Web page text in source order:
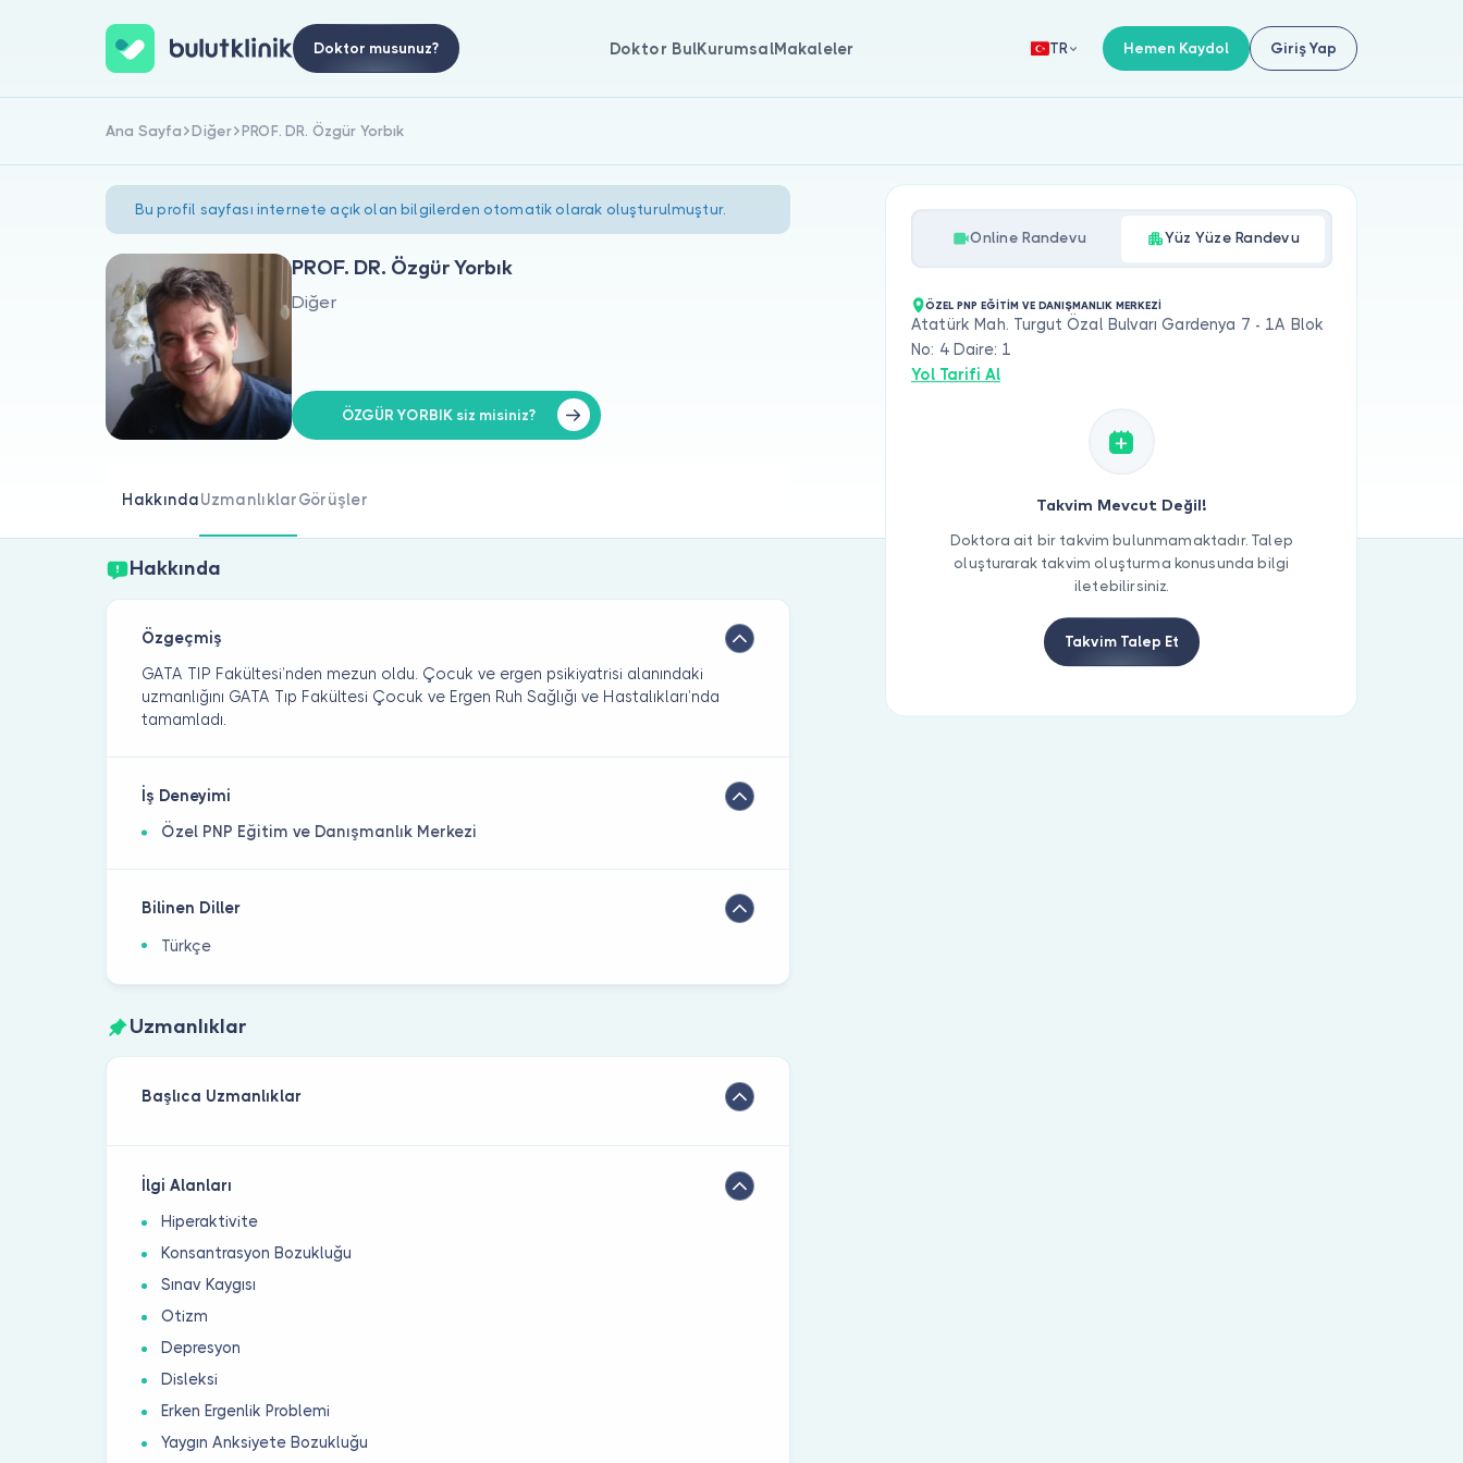
Doktor musunuz? Doktor BulKurumsalMakaleler TR Hemen Kaydol Giriş Yap
Ana Sayfa Diğer PROF. DR. Özgür Yorbık
Bu profil sayfası internete açık olan bilgilerden otomatik olarak oluşturulmuştur.
PROF. DR. Özgür Yorbık
Diğer
ÖZGÜR YORBIK siz misiniz?
HakkındaUzmanlıklarGörüşler
Hakkında
Özgeçmiş
GATA TIP Fakültesi’nden mezun oldu. Çocuk ve ergen psikiyatrisi alanındaki
uzmanlığını GATA Tıp Fakültesi Çocuk ve Ergen Ruh Sağlığı ve Hastalıkları’nda
tamamladı.
İş Deneyimi
Özel PNP Eğitim ve Danışmanlık Merkezi
Bilinen Diller
Türkçe
Uzmanlıklar
Başlıca Uzmanlıklar
İlgi Alanları
Hiperaktivite
Konsantrasyon Bozukluğu
Sınav Kaygısı
Otizm
Depresyon
Disleksi
Erken Ergenlik Problemi
Yaygın Anksiyete Bozukluğu
Online Randevu Yüz Yüze Randevu
ÖZEL PNP EĞİTİM VE DANIŞMANLIK MERKEZİ
Atatürk Mah. Turgut Özal Bulvarı Gardenya 7 - 1A Blok
No: 4 Daire: 1
Yol Tarifi Al
Takvim Mevcut Değil!
Doktora ait bir takvim bulunmamaktadır. Talep
oluşturarak takvim oluşturma konusunda bilgi
iletebilirsiniz.
Takvim Talep Et